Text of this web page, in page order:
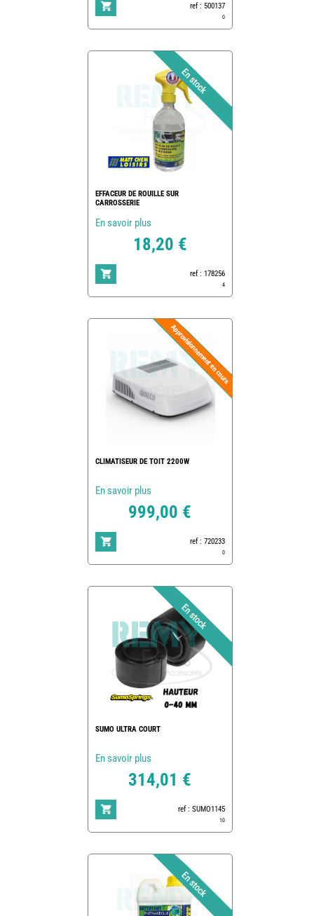
ref : 500137
0
EFFACEUR DE ROUILLE SUR
CARROSSERIE
En savoir plus
18,20 €
ref : 178256
4
CLIMATISEUR DE TOIT 2200W
En savoir plus
999,00 €
ref : 720233
0
SUMO ULTRA COURT
En savoir plus
314,01 €
ref : SUMO1145
10